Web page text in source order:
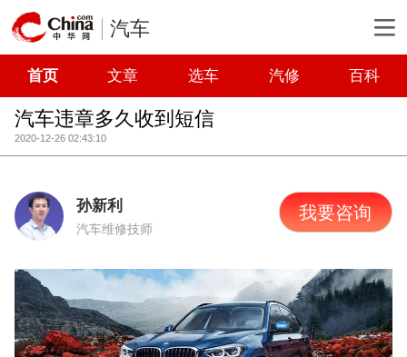
汽车
首页 文章 选车 汽修 百科
汽车违章多久收到短信
2020-12-26 02:43:10
孙新利
汽车维修技师
我要咨询